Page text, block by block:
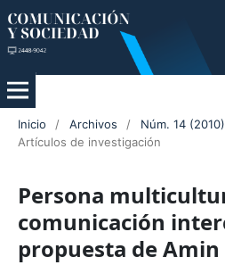
Inicio / Archivos / Núm. 14
Artículos de investigación
Persona
comunicación
propuesta de